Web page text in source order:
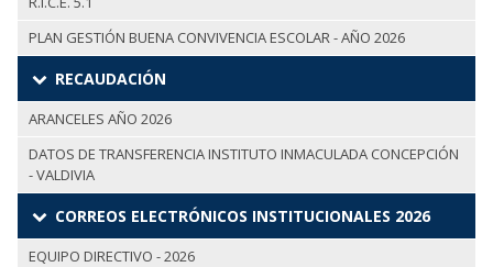
PLAN GESTIÓN BUENA CONVIVENCIA ESCOLAR - AÑO 2026
RECAUDACIÓN
ARANCELES AÑO 2026
DATOS DE TRANSFERENCIA INSTITUTO INMACULADA CONCEPCIÓN
- VALDIVIA
CORREOS ELECTRÓNICOS INSTITUCIONALES 2026
EQUIPO DIRECTIVO - 2026